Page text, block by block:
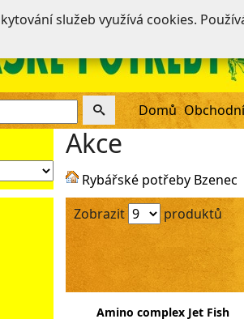
Domů
Akce
Rybářské potřeby Bzenec
Zobrazit
produktů
Amino complex Jet Fish
služeb využívá cookies.